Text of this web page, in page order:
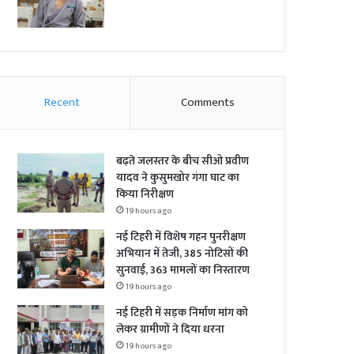
Recent Comments
बढ़ते जलस्तर के बीच सीओ प्रवीण
यादव ने कुसुमखोर गंगा घाट का
किया निरीक्षण
19 hours ago
नई टिहरी में विशेष गहन पुनरीक्षण
अभियान में तेजी, 385 नोटिसों की
सुनवाई, 363 मामलों का निस्तारण
19 hours ago
नई टिहरी में सड़क निर्माण मांग को
लेकर ग्रामीणों ने दिया धरना
19 hours ago